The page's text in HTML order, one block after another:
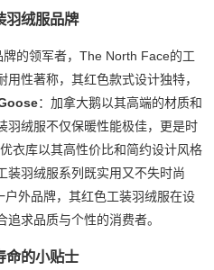
羽绒服品牌
牌的领军者，The North Face的工
性著称，其红色款式设计独特，
：加拿大鹅以其高端的材质和
羽绒服不仅保暖性能极佳，更是时
衣库以其高性价比和简约设计风格
装羽绒服系列既实用又不失时尚
户外品牌，其红色工装羽绒服在设
求品质与个性的消费者。
命的小贴士